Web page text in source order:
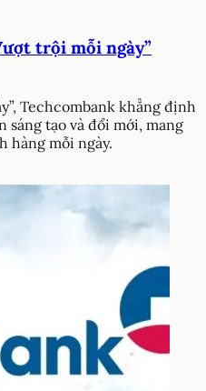
trội mỗi ngày”
Techcombank khẳng định
sáng tạo và đổi mới, mang
hàng mỗi ngày.